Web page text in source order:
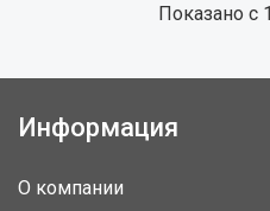
Показано с
Информация
О компании